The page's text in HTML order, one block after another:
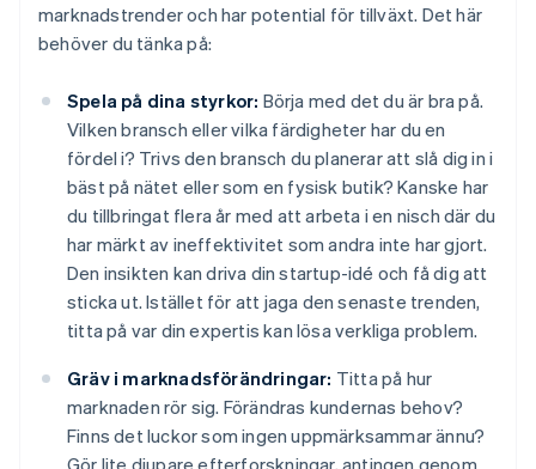
marknadstrender och har potential för tillväxt. Det här
behöver du tänka på:
Spela på dina styrkor: Börja med det du är bra på.
Vilken bransch eller vilka färdigheter har du en
fördel i? Trivs den bransch du planerar att slå dig in i
bäst på nätet eller som en fysisk butik? Kanske har
du tillbringat flera år med att arbeta i en nisch där du
har märkt av ineffektivitet som andra inte har gjort.
Den insikten kan driva din startup-idé och få dig att
sticka ut. Istället för att jaga den senaste trenden,
titta på var din expertis kan lösa verkliga problem.
Gräv i marknadsförändringar: Titta på hur
marknaden rör sig. Förändras kundernas behov?
Finns det luckor som ingen uppmärksammar ännu?